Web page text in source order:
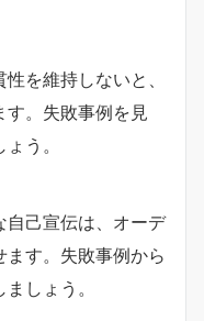
性を維持しないと、
す。失敗事例を見
う。
自己宣伝は、オーデ
ます。失敗事例から
しょう。